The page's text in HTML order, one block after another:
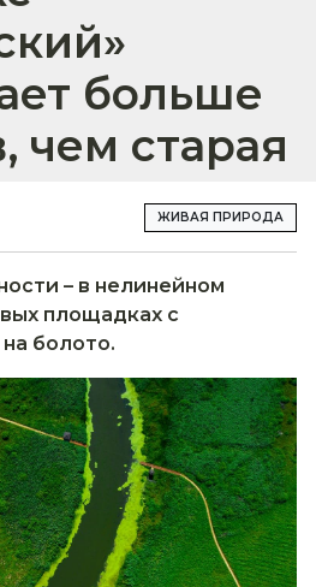
больше
чем старая
ЖИВАЯ ПРИРОДА
– в нелинейном
площадках с
болото.